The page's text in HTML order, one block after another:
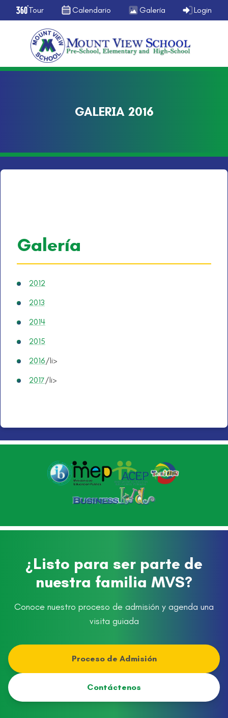
Tour Calendario Galería Login
GALERIA 2016
Galería
2012
2013
2014
2015
2016/li>
2017/li>
¿Listo para ser parte de
nuestra familia MVS?
Conoce nuestro proceso de admisión y agenda una
visita guiada
Proceso de Admisión
Contáctenos